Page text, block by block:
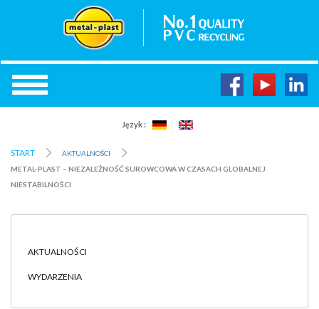
Język :
START
AKTUALNOŚCI
METAL-PLAST – NIEZALEŻNOŚĆ SUROWCOWA W CZASACH GLOBALNEJ
NIESTABILNOŚCI
AKTUALNOŚCI
WYDARZENIA